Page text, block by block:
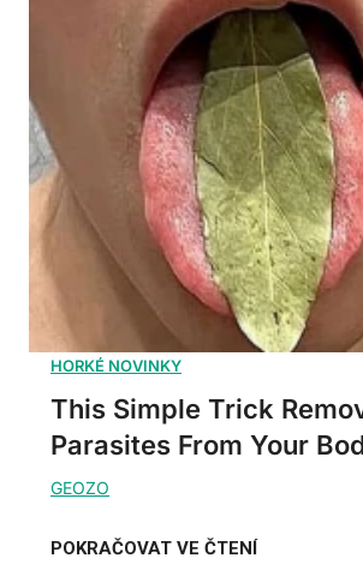
This Simple Trick
Parasites From Your